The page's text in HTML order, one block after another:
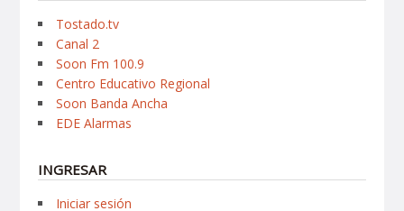
Tostado.tv
Canal 2
Soon Fm 100.9
Centro Educativo Regional
Soon Banda Ancha
EDE Alarmas
INGRESAR
Iniciar sesión